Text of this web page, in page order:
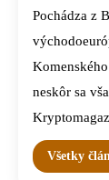
Pochádza z
neskôr sa
Všetky